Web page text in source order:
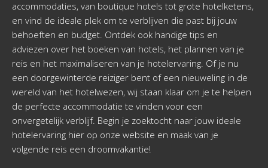
accommodaties, van boutique hotels tot grote hotelketens,
en vind de ideale plek om te verblijven die past bij jouw
behoeften en budget. Ontdek ook handige tips en
adviezen over het boeken van hotels, het plannen van je
reis en het maximaliseren van je hotelervaring. Of je nu
een doorgewinterde reiziger bent of een nieuweling in de
wereld van het hotelwezen, wij staan klaar om je te helpen
de perfecte accommodatie te vinden voor een
onvergetelijk verblijf. Begin je zoektocht naar jouw ideale
hotelervaring hier op onze website en maak van je
volgende reis een droomvakantie!